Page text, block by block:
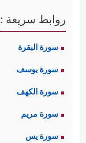
روابط سريعة :
سورة البقرة
سورة يوسف
سورة الكهف
سورة مريم
سورة يس